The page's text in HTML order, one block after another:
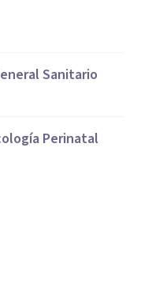
Sanitario
Perinatal